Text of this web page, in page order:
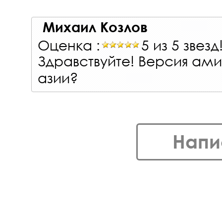
Михаил Козлов
Оценка :
5 из 5
Здравствуйте! Версия
азии?